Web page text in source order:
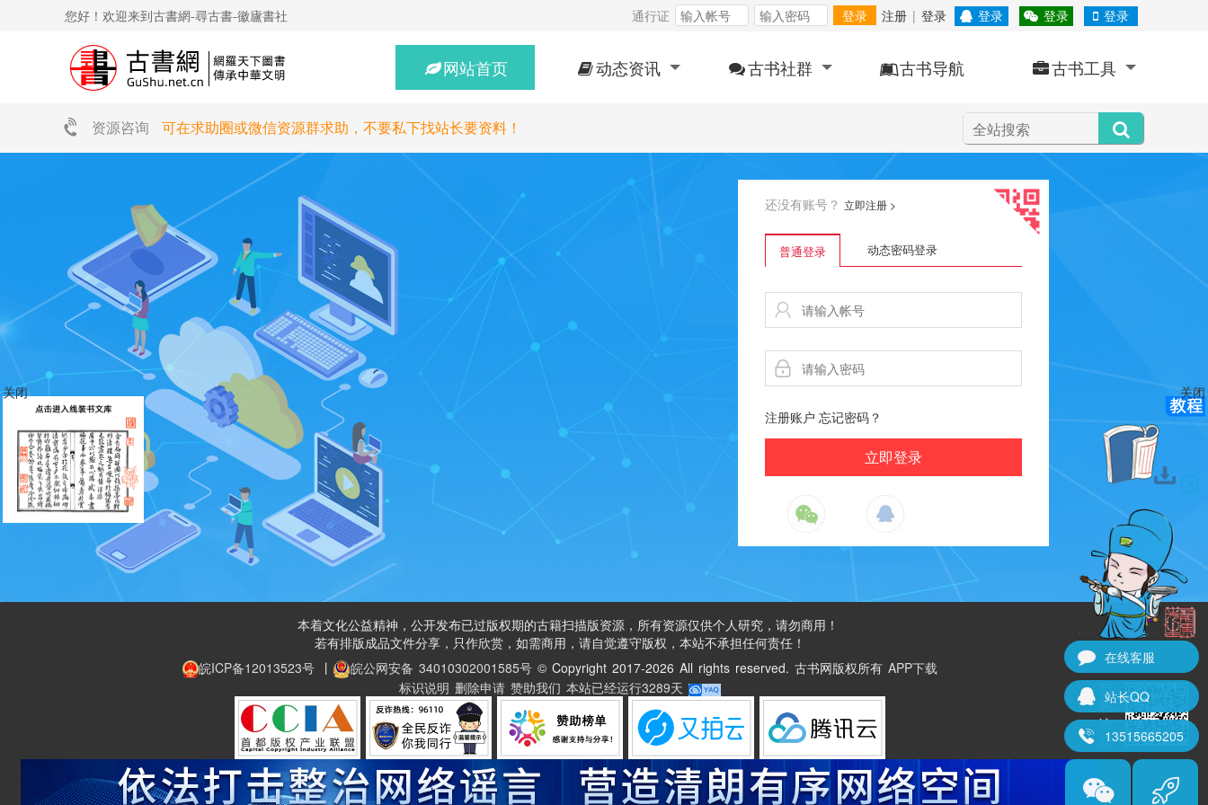
关闭
关闭
您好！欢迎来到古書網-尋古書-徽廬書社 通行证 登录 注册 | 登录 登录 登录 登录
网站首页 动态资讯 古书社群 古书导航 古书工具
资源咨询 可在求助圈或微信资源群求助，不要私下找站长要资料！
还没有账号？ 立即注册 >
普通登录 动态密码登录
注册账户 忘记密码？
本着文化公益精神，公开发布已过版权期的古籍扫描版资源，所有资源仅供个人研究，请勿商用！
若有排版成品文件分享，只作欣赏，如需商用，请自觉遵守版权，本站不承担任何责任！
皖ICP备12013523号丨 皖公网安备 34010302001585号©Copyright 2017-2026 All rights reserved. 古书网版权所有 APP下载
标识说明 删除申请 赞助我们 本站已经运行3289天
扫
码
访
问
在线客服
站长QQ
13515665205